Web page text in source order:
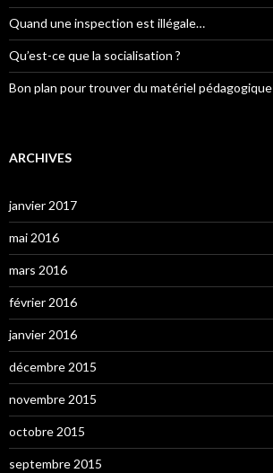
Quand une inspection est illégale…
Qu’est-ce que la socialisation ?
Bon plan pour trouver du matériel pédagogique
ARCHIVES
janvier 2017
mai 2016
mars 2016
février 2016
janvier 2016
décembre 2015
novembre 2015
octobre 2015
septembre 2015